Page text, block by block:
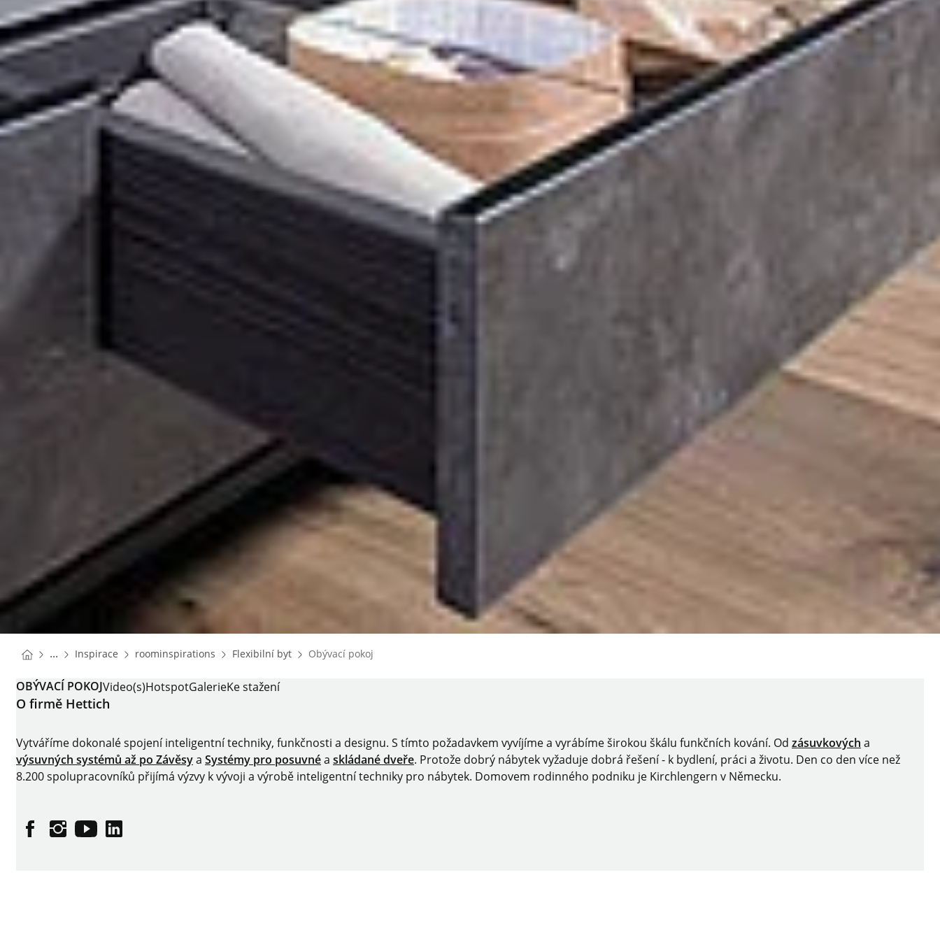
You are here:
Homepage
... Inspirace Homepage
roominspirations Homepage
Flexibilní bytHomepage
Obývací pokoj
OBÝVACÍ POKOJVideo(s)HotspotGalerieKe stažení
O firmě Hettich
Vytváříme dokonalé spojení inteligentní techniky, funkčnosti a designu. S tímto požadavkem vyvíjíme a vyrábíme širokou škálu funkčních kování. Od zásuvkových a
výsuvných systémů až po Závěsya Systémy pro posuvnéa skládané dveře. Protože dobrý nábytek vyžaduje dobrá řešení - k bydlení, práci a životu. Den co den více než
8.200 spolupracovníků přijímá výzvy k vývoji a výrobě inteligentní techniky pro nábytek. Domovem rodinného podniku je Kirchlengern v Německu.
FacebookInstagram
YouTubelinkedin